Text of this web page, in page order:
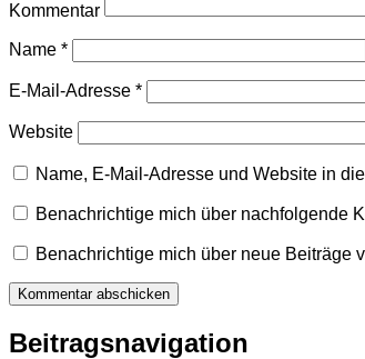
Kommentar
Name *
E-Mail-Adresse *
Website
Name, E-Mail-Adresse und Website in
Benachrichtige mich über nachfolgende
Benachrichtige mich über neue Beiträge
Beitragsnavigation